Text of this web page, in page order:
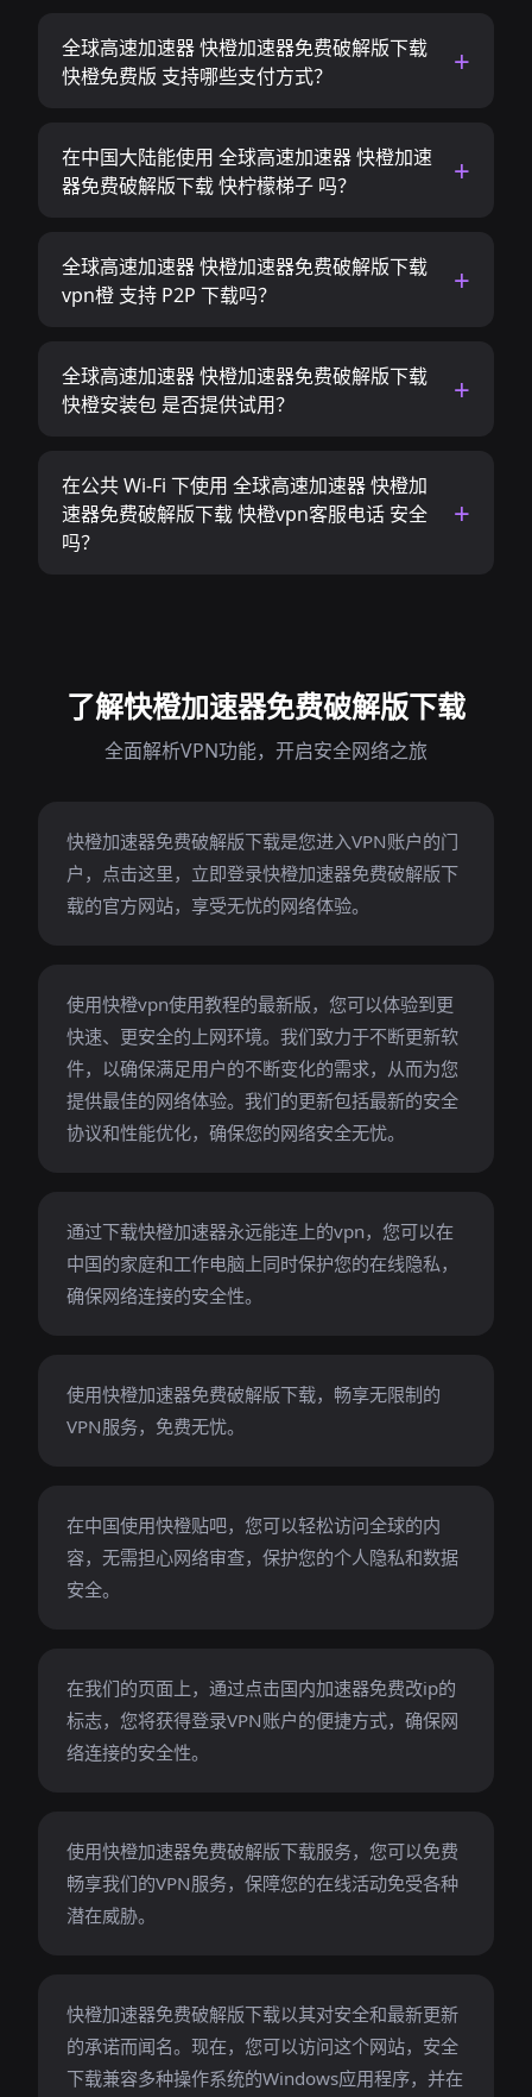
全球高速加速器 快橙加速器免费破解版下载
快橙免费版 支持哪些支付方式？
在中国大陆能使用 全球高速加速器 快橙加速
器免费破解版下载 快柠檬梯子 吗？
全球高速加速器 快橙加速器免费破解版下载
vpn橙 支持 P2P 下载吗？
全球高速加速器 快橙加速器免费破解版下载
快橙安装包 是否提供试用？
在公共 Wi-Fi 下使用 全球高速加速器 快橙加
速器免费破解版下载 快橙vpn客服电话 安全
吗？
了解快橙加速器免费破解版下载
全面解析VPN功能，开启安全网络之旅
快橙加速器免费破解版下载是您进入VPN账户的门
户，点击这里，立即登录快橙加速器免费破解版下
载的官方网站，享受无忧的网络体验。
使用快橙vpn使用教程的最新版，您可以体验到更
快速、更安全的上网环境。我们致力于不断更新软
件，以确保满足用户的不断变化的需求，从而为您
提供最佳的网络体验。我们的更新包括最新的安全
协议和性能优化，确保您的网络安全无忧。
通过下载快橙加速器永远能连上的vpn，您可以在
中国的家庭和工作电脑上同时保护您的在线隐私，
确保网络连接的安全性。
使用快橙加速器免费破解版下载，畅享无限制的
VPN服务，免费无忧。
在中国使用快橙贴吧，您可以轻松访问全球的内
容，无需担心网络审查，保护您的个人隐私和数据
安全。
在我们的页面上，通过点击国内加速器免费改ip的
标志，您将获得登录VPN账户的便捷方式，确保网
络连接的安全性。
使用快橙加速器免费破解版下载服务，您可以免费
畅享我们的VPN服务，保障您的在线活动免受各种
潜在威胁。
快橙加速器免费破解版下载以其对安全和最新更新
的承诺而闻名。现在，您可以访问这个网站，安全
下载兼容多种操作系统的Windows应用程序，并在